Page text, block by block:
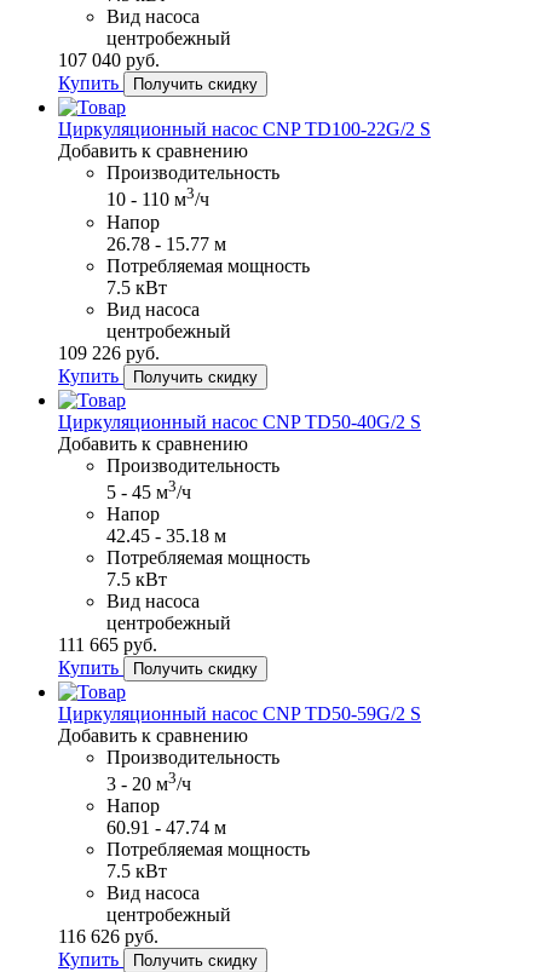
Вид насоса
центробежный
107​ 040 руб.
Купить
Получить скидку
Циркуляционный насос CNP TD100-22G/2 S
Добавить к сравнению
Производительность
10 - 110 м3/ч
Напор
26.78 - 15.77 м
Потребляемая мощность
7.5 кВт
Вид насоса
центробежный
109​ 226 руб.
Купить
Получить скидку
Циркуляционный насос CNP TD50-40G/2 S
Добавить к сравнению
Производительность
5 - 45 м3/ч
Напор
42.45 - 35.18 м
Потребляемая мощность
7.5 кВт
Вид насоса
центробежный
111​ 665 руб.
Купить
Получить скидку
Циркуляционный насос CNP TD50-59G/2 S
Добавить к сравнению
Производительность
3 - 20 м3/ч
Напор
60.91 - 47.74 м
Потребляемая мощность
7.5 кВт
Вид насоса
центробежный
116​ 626 руб.
Купить
Получить скидку